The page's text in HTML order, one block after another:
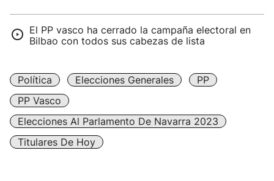
El PP vasco ha cerrado la campaña electoral en
Bilbao con todos sus cabezas de lista
Política Elecciones Generales
PP
PP Vasco
Elecciones Al Parlamento De Navarra 2023
Titulares De Hoy